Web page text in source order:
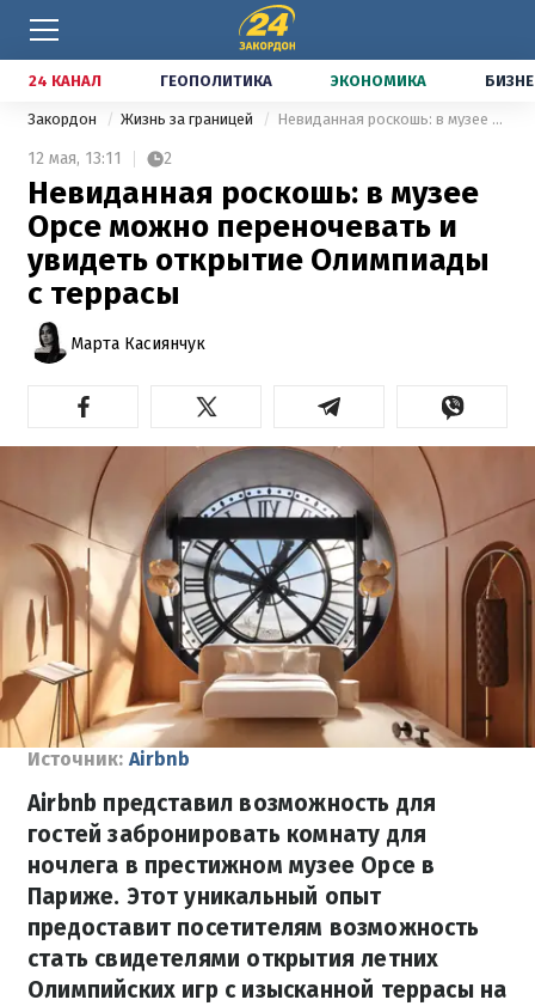
24 КАНАЛ ГЕОПОЛИТИКА ЭКОНОМИКА
Закордон Жизнь за границей Невиданная роскошь: в музее Орсе можно переночевать и увидеть открытие Олимпиады с террасы
12 мая, 13:11 2
Невиданная роскошь: в музее
Орсе можно переночевать и
увидеть открытие Олимпиады
с террасы
Марта Касиянчук
Источник: Airbnb
Airbnb представил возможность для
гостей забронировать комнату для
ночлега в престижном музее Орсе в
Париже. Этот уникальный опыт
предоставит посетителям возможность
стать свидетелями открытия летних
Олимпийских игр с изысканной террасы на